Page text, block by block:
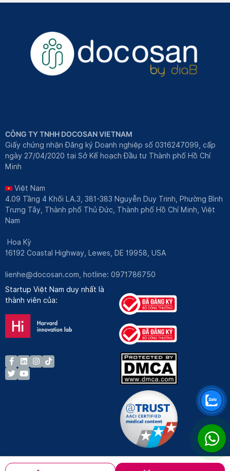
CÔNG TY TNHH DOCOSAN VIETNAM
Giấy chứng nhận Đăng ký Doanh nghiệp số 0316247099, cấp
ngày 27/04/2020 tại Sở Kế hoạch Đầu tư Thành phố Hồ Chí
Minh
Việt Nam
4.09 Tầng 4 Khối LA.3, 381-383 Nguyễn Duy Trinh, Phường Bình
Trưng Tây, Thành phố Thủ Đức, Thành phố Hồ Chí Minh, Việt
Nam
Hoa Kỳ
16192 Coastal Highway, Lewes, DE 19958, USA
lienhe@docosan.com , hotline: 0971786750
Startup Việt Nam duy nhất là
thành viên của: